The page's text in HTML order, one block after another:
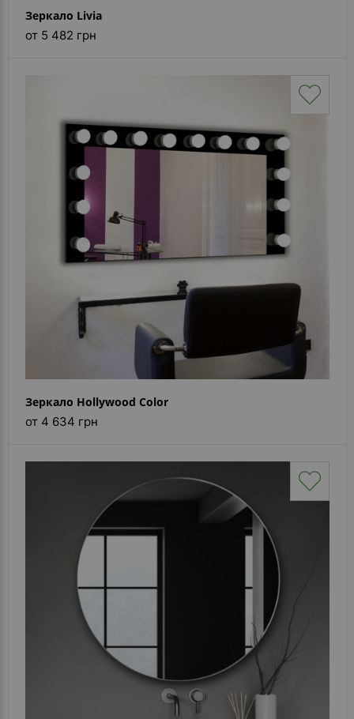
Зеркало Livia
от 5 482 грн
Зеркало Hollywood Color
от 4 634 грн